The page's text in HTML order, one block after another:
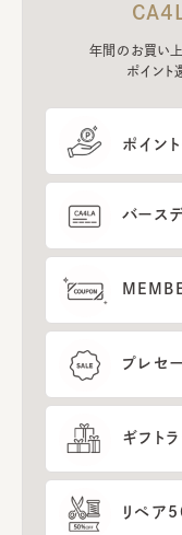
年間のお買い
ポイント
ポイン
バース
プレセ
ギフト
リペア